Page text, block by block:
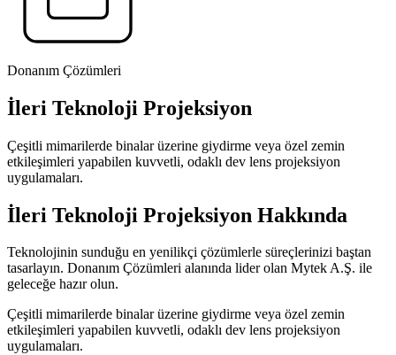
Donanım Çözümleri
İleri Teknoloji Projeksiyon
Çeşitli mimarilerde binalar üzerine giydirme veya özel zemin
etkileşimleri yapabilen kuvvetli, odaklı dev lens projeksiyon
uygulamaları.
İleri Teknoloji Projeksiyon Hakkında
Teknolojinin sunduğu en yenilikçi çözümlerle süreçlerinizi baştan
tasarlayın. Donanım Çözümleri alanında lider olan Mytek A.Ş. ile
geleceğe hazır olun.
Çeşitli mimarilerde binalar üzerine giydirme veya özel zemin
etkileşimleri yapabilen kuvvetli, odaklı dev lens projeksiyon
uygulamaları.